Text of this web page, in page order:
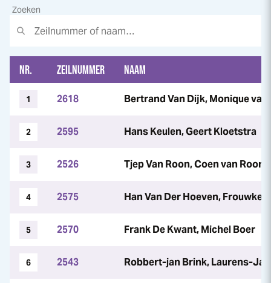
Zoeken
NR. ZEILNUMMER NAAM
1 2618 Bertrand Van Dijk, Monique
2 2595 Hans Keulen, Geert Kloetstra
3 2526 Tjep Van Roon, Coen van Roon
4 2575 Han Van Der Hoeven, Frouwke
5 2570 Frank De Kwant, Michel Boer
6 2543 Robbert-jan Brink, Laurens-